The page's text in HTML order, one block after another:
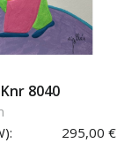
8040
295,00 €